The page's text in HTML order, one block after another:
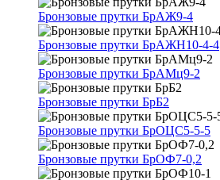
Бронзовые прутки БрАЖ9-4
Бронзовые прутки БрАЖН10-4-4
Бронзовые прутки БрАМц9-2
Бронзовые прутки БрБ2
Бронзовые прутки БрОЦС5-5-5
Бронзовые прутки БрОФ7-0,2